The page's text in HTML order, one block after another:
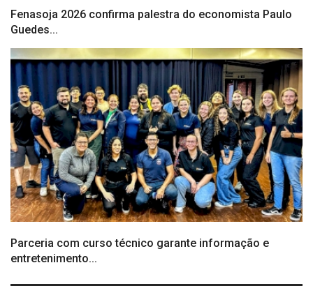
Fenasoja 2026 confirma palestra do economista Paulo
Guedes...
Parceria com curso técnico garante informação e
entretenimento...